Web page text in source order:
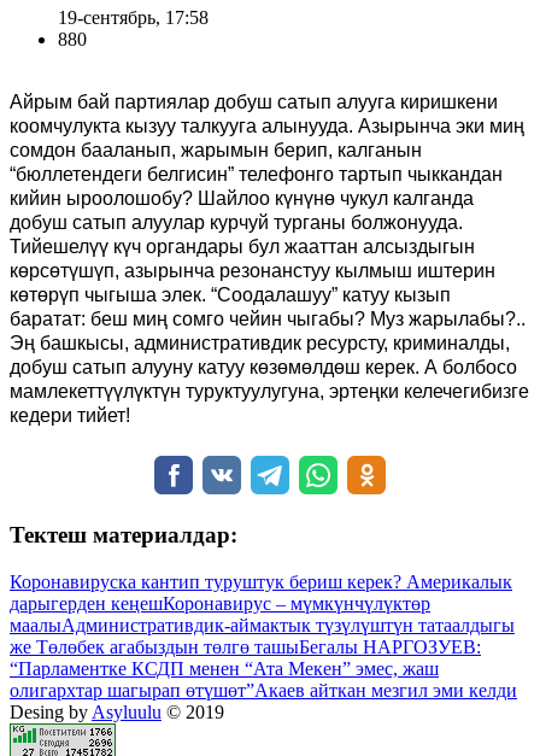
19-сентябрь, 17:58
880
Айрым бай партиялар добуш сатып алууга киришкени
коомчулукта кызуу талкууга алынууда. Азырынча эки миң
сомдон бааланып, жарымын берип, калганын
“бюллетендеги белгисин” телефонго тартып чыккандан
кийин ыроолошобу? Шайлоо күнүнө чукул калганда
добуш сатып алуулар курчуй турганы болжонууда.
Тийешелүү күч органдары бул жааттан алсыздыгын
көрсөтүшүп, азырынча резонанстуу кылмыш иштерин
көтөрүп чыгыша элек. “Соодалашуу” катуу кызып
баратат: беш миң сомго чейин чыгабы? Муз жарылабы?..
Эң башкысы, административдик ресурсту, криминалды,
добуш сатып алууну катуу көзөмөлдөш керек. А болбосо
мамлекеттүүлүктүн туруктуулугуна, эртеңки келечегибизге
кедери тийет!
Тектеш материалдар:
Коронавируска кантип туруштук бериш керек? Америкалык
дарыгерден кеңешКоронавирус – мүмкүнчүлүктөр
маалыАдминистративдик-аймактык түзүлүштүн татаалдыгы
же Төлөбек агабыздын төлгө ташыБегалы НАРГОЗУЕВ:
“Парламентке КСДП менен “Ата Мекен” эмес, жаш
олигархтар шагырап өтүшөт”Акаев айткан мезгил эми келди
Desing by Asyluulu © 2019